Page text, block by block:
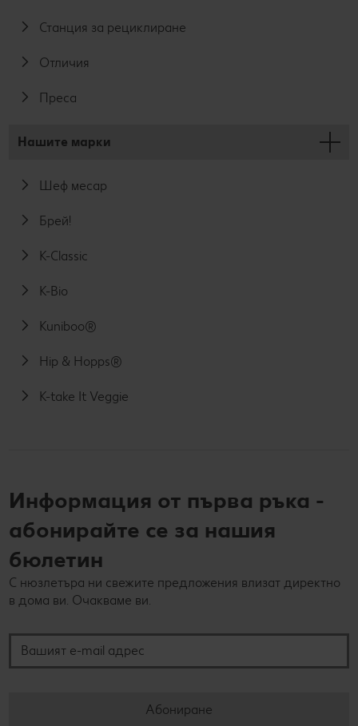
Станция за рециклиране
Отличия
Преса
Нашите марки
Шеф месар
Брей!
K-Classic
K-Bio
Kuniboo®
Hip & Hopps®
K-take It Veggie
Информация от първа ръка -
абонирайте се за нашия
бюлетин
С нюзлетъра ни свежите предложения влизат директно
в дома ви. Очакваме ви.
Абониране